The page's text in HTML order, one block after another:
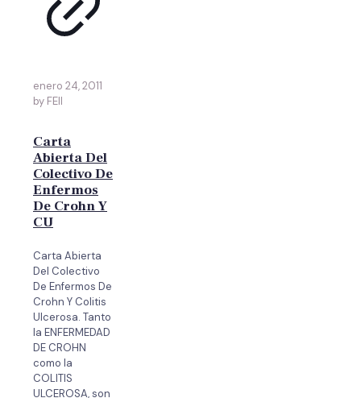
enero 24, 2011
by FEII
Carta
Abierta Del
Colectivo De
Enfermos
De Crohn Y
CU
Carta Abierta
Del Colectivo
De Enfermos De
Crohn Y Colitis
Ulcerosa. Tanto
la ENFERMEDAD
DE CROHN
como la
COLITIS
ULCEROSA, son